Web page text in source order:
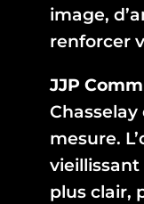
image,
renforcer
JJP
mesure.
plus clair,